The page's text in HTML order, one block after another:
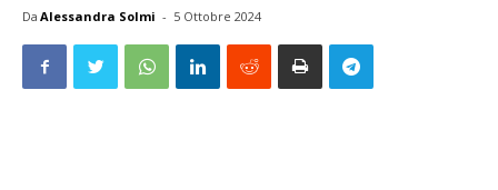
Da Alessandra Solmi - 5 Ottobre 2024